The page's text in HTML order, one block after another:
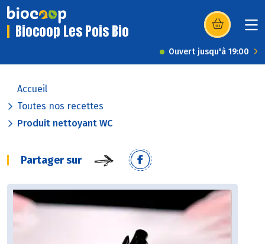
Biocoop Les Pois Bio (s’ouvre dans
Ouvert jusqu'à 19:00
Accueil
Toutes nos recettes
Produit nettoyant WC
Partager sur